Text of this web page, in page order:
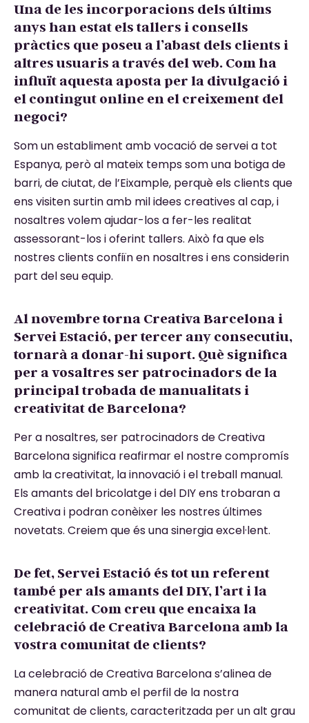
Una de les incorporacions dels últims
anys han estat els tallers i consells
pràctics que poseu a l’abast dels clients i
altres usuaris a través del web. Com ha
influït aquesta aposta per la divulgació i
el contingut online en el creixement del
negoci?
Som un establiment amb vocació de servei a tot
Espanya, però al mateix temps som una botiga de
barri, de ciutat, de l’Eixample, perquè els clients que
ens visiten surtin amb mil idees creatives al cap, i
nosaltres volem ajudar-los a fer-les realitat
assessorant-los i oferint tallers. Això fa que els
nostres clients confiïn en nosaltres i ens considerin
part del seu equip.
Al novembre torna Creativa Barcelona i
Servei Estació, per tercer any consecutiu,
tornarà a donar-hi suport. Què significa
per a vosaltres ser patrocinadors de la
principal trobada de manualitats i
creativitat de Barcelona?
Per a nosaltres, ser patrocinadors de Creativa
Barcelona significa reafirmar el nostre compromís
amb la creativitat, la innovació i el treball manual.
Els amants del bricolatge i del DIY ens trobaran a
Creativa i podran conèixer les nostres últimes
novetats. Creiem que és una sinergia excel·lent.
De fet, Servei Estació és tot un referent
també per als amants del DIY, l’art i la
creativitat. Com creu que encaixa la
celebració de Creativa Barcelona amb la
vostra comunitat de clients?
La celebració de Creativa Barcelona s’alinea de
manera natural amb el perfil de la nostra
comunitat de clients, caracteritzada per un alt grau